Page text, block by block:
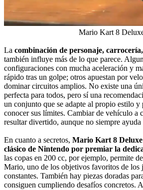
Mario Kart 8
La combinación de personaje,
también influye más de lo que parece.
configuraciones con mucha aceleración y
rápido tras un golpe; otros apuestan por
dominar circuitos amplios. No existe una
perfecta para todos, pero sí una
un conjunto que se adapte al propio estilo y
conocer sus límites. Cambiar de vehículo a
resultar divertido, aunque no siempre ayuda
En cuanto a secretos, Mario Kart 8 Deluxe
clásico de Nintendo por premiar la
las copas en 200 cc, por ejemplo, permite
Mario, uno de los objetivos favoritos de los
constantes. También hay piezas doradas
consiguen cumpliendo desafíos concretos.